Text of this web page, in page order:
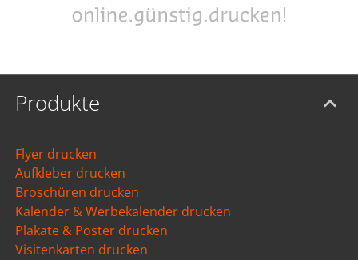
Produkte
Flyer drucken
Aufkleber drucken
Broschüren drucken
Kalender & Werbekalender drucken
Plakate & Poster drucken
Visitenkarten drucken